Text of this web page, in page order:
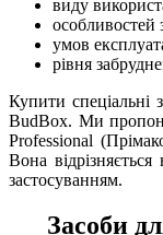
виду
особливостей
умов
рівня
Купити спеціальні
BudBox. Ми
Professional
Вона
застосуванням.
Засоби